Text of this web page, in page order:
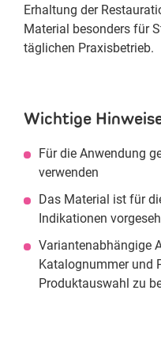
Erhaltung der
Material besonders für
täglichen Praxisbetrieb.
Wichtige
Für die Anwendung
verwenden
Das Material ist für
Indikationen
Variantenabhängige
Katalognummer und
Produktauswahl zu